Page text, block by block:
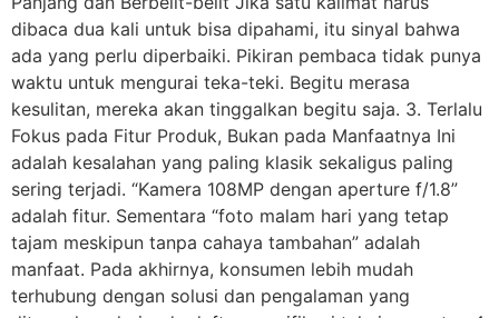
dibaca dua kali untuk bisa dipahami, itu sinyal bahwa
ada yang perlu diperbaiki. Pikiran pembaca tidak punya
waktu untuk mengurai teka-teki. Begitu merasa
kesulitan, mereka akan tinggalkan begitu saja. 3. Terlalu
Fokus pada Fitur Produk, Bukan pada Manfaatnya Ini
adalah kesalahan yang paling klasik sekaligus paling
sering terjadi. “Kamera 108MP dengan aperture f/1.8”
adalah fitur. Sementara “foto malam hari yang tetap
tajam meskipun tanpa cahaya tambahan” adalah
manfaat. Pada akhirnya, konsumen lebih mudah
terhubung dengan solusi dan pengalaman yang